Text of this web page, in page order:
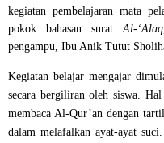
kegiatan pembelajaran mata
pokok bahasan surat Al-‘Alaq
pengampu, Ibu Anik Tutut
Kegiatan belajar mengajar
secara bergiliran oleh siswa.
membaca Al-Qur’an dengan
dalam melafalkan ayat-ayat